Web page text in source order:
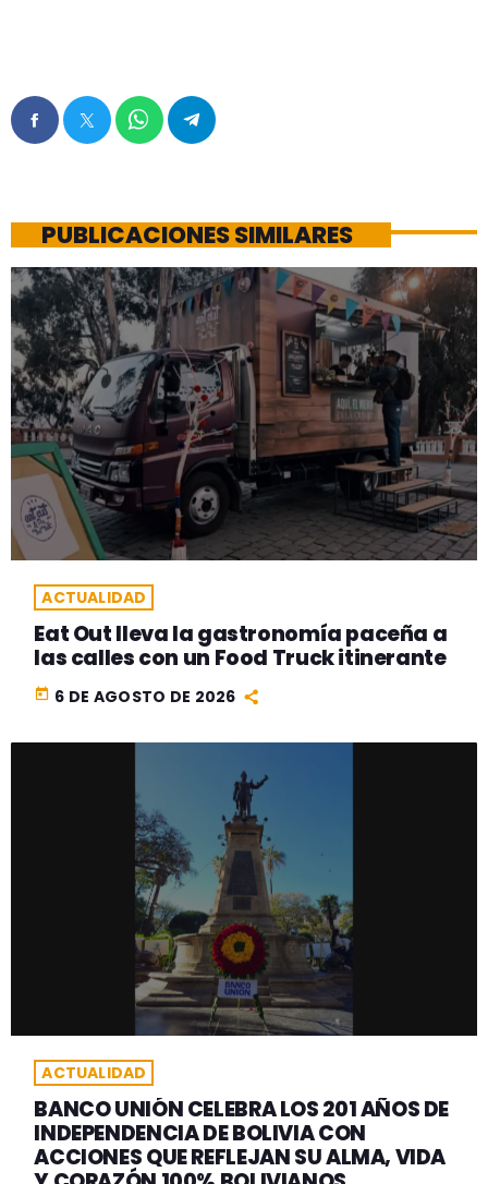
PUBLICACIONES SIMILARES
ACTUALIDAD
Eat Out lleva la gastronomía paceña a
las calles con un Food Truck itinerante
today 6 DE AGOSTO DE 2026
ACTUALIDAD
BANCO UNIÓN CELEBRA LOS 201 AÑOS DE
INDEPENDENCIA DE BOLIVIA CON
ACCIONES QUE REFLEJAN SU ALMA, VIDA